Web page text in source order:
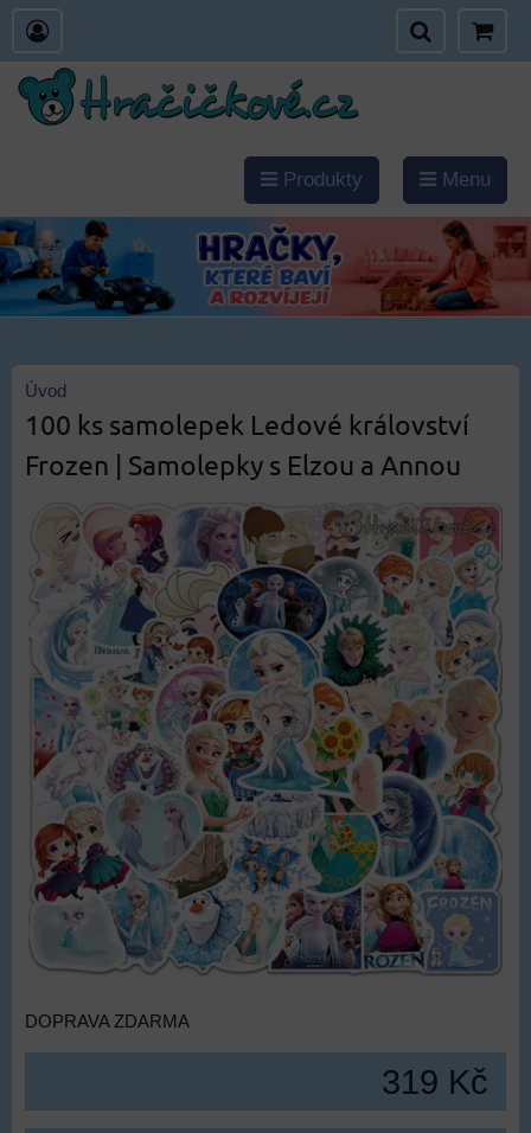
Produkty Menu
Úvod
100 ks samolepek Ledové království
Frozen | Samolepky s Elzou a Annou
DOPRAVA ZDARMA
319 Kč